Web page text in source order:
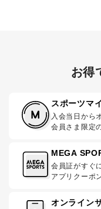
お得
スポーツマ
入会当日から
会員さま限定
MEGA
会員証がすぐ
アプリクーポ
オンライン